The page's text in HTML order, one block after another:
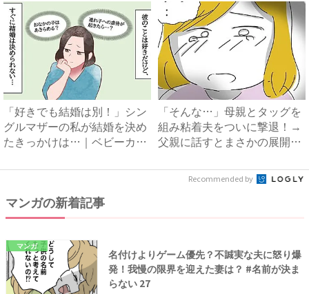
「好きでも結婚は別！」シン
グルマザーの私が結婚を決め
たきっかけは…｜ベビーカレ
「そんな…」母親とタッグを
組み粘着夫をついに撃退！→
父親に話すとまさかの展開
Recommended by
マンガの新着記事
マンガ
名付けよりゲーム優先？不誠実な夫に怒り爆
発！我慢の限界を迎えた妻は？ #名前が決ま
らない 27